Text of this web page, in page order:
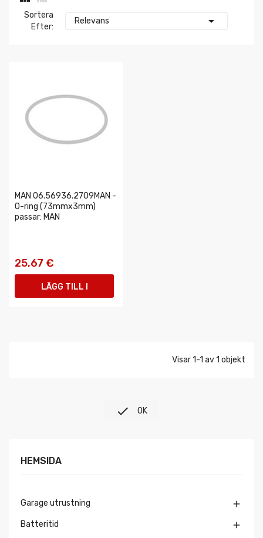
Sortera
Efter:
Relevans 
MAN 06.56936.2709MAN -
O-ring (73mmx3mm)
passar: MAN
25,67 €
LÄGG TILL I
Visar 1-1 av 1 objekt
 OK
HEMSIDA
Garage utrustning 
Batteritid 